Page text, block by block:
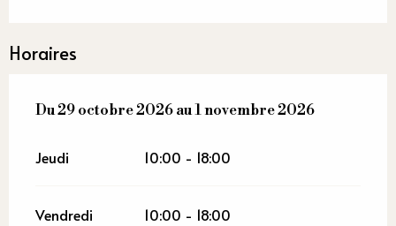
Horaires
Du29 octobre 2026 au1 novembre 2026
Du29 octobre 2026 au1 novembre 2026
Jeudi 10:00 - 18:00
Vendredi 10:00 - 18:00